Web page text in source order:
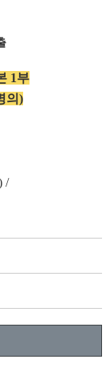
1부
의)
/